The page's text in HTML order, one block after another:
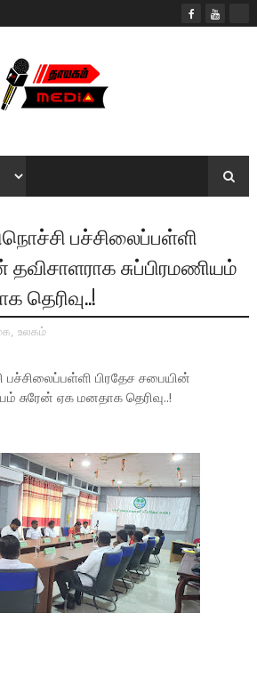
பச்சிலைப்பள்ளி
தவிசாளராக சுப்பிரமணியம்
தெரிவு..!
, உலகம்
பச்சிலைப்பள்ளி பிரதேச சபையின்
சுரேன் ஏக மனதாக தெரிவு..!